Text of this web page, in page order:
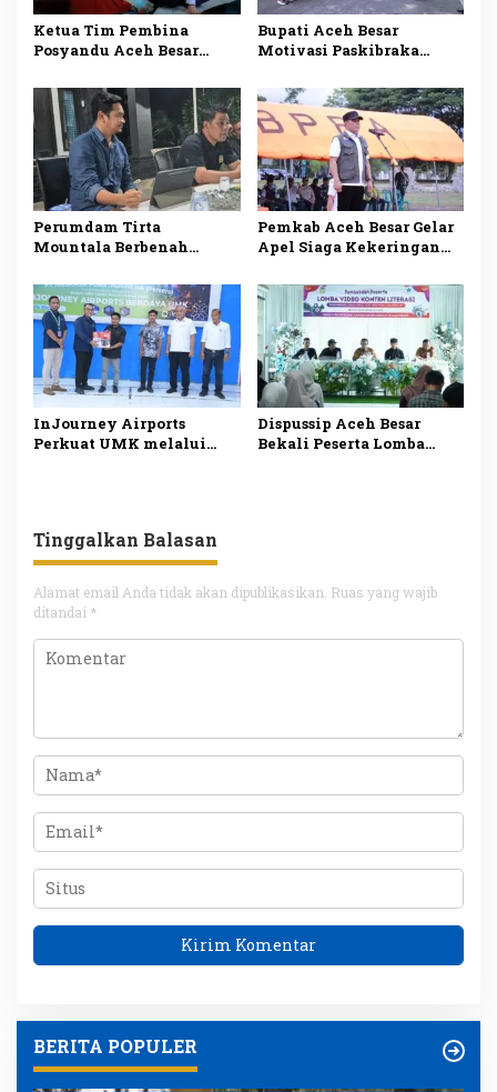
Ketua Tim Pembina
Posyandu Aceh Besar
Perkuat Layanan
Kesehatan Ibu dan Anak
Bupati Aceh Besar
Motivasi Paskibraka
Perumdam Tirta
Mountala Berbenah
Panjang untuk
Optimalisasi Pelayanan
Pemkab Aceh Besar Gelar
Apel Siaga Kekeringan
Pihak Tingkatkan
Kewaspadaan
InJourney Airports
Perkuat UMK melalui
Dispussip Aceh Besar
Bekali Peserta Lomba
Tinggalkan Balasan
Alamat email Anda tidak akan dipublikasikan. Ruas yang wajib
ditandai *
BERITA POPULER